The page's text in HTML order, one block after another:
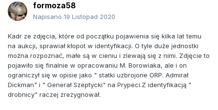
formoza58
Napisano 19 Listopad 2020
Kadr ze zdjęcia, które od początku pojawienia się kilka lat temu
na aukcji, sprawiał kłopot w identyfikacji. O tyle duże jednostki
można rozpoznać, małe są w cieniu i zlewają się z nimi. Zdjęcie to
pojawiło się finalnie w opracowaniu M. Borowiaka, ale i on
ograniczył się w opisie jako " statki uzbrojone ORP. Admirał
Dickman" i " Generał Szeptycki" na Prypeci.Z identyfikacją "
drobnicy" raczej zrezygnował.